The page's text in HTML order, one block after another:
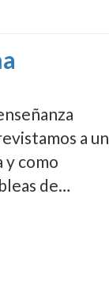
a un
y como
de…